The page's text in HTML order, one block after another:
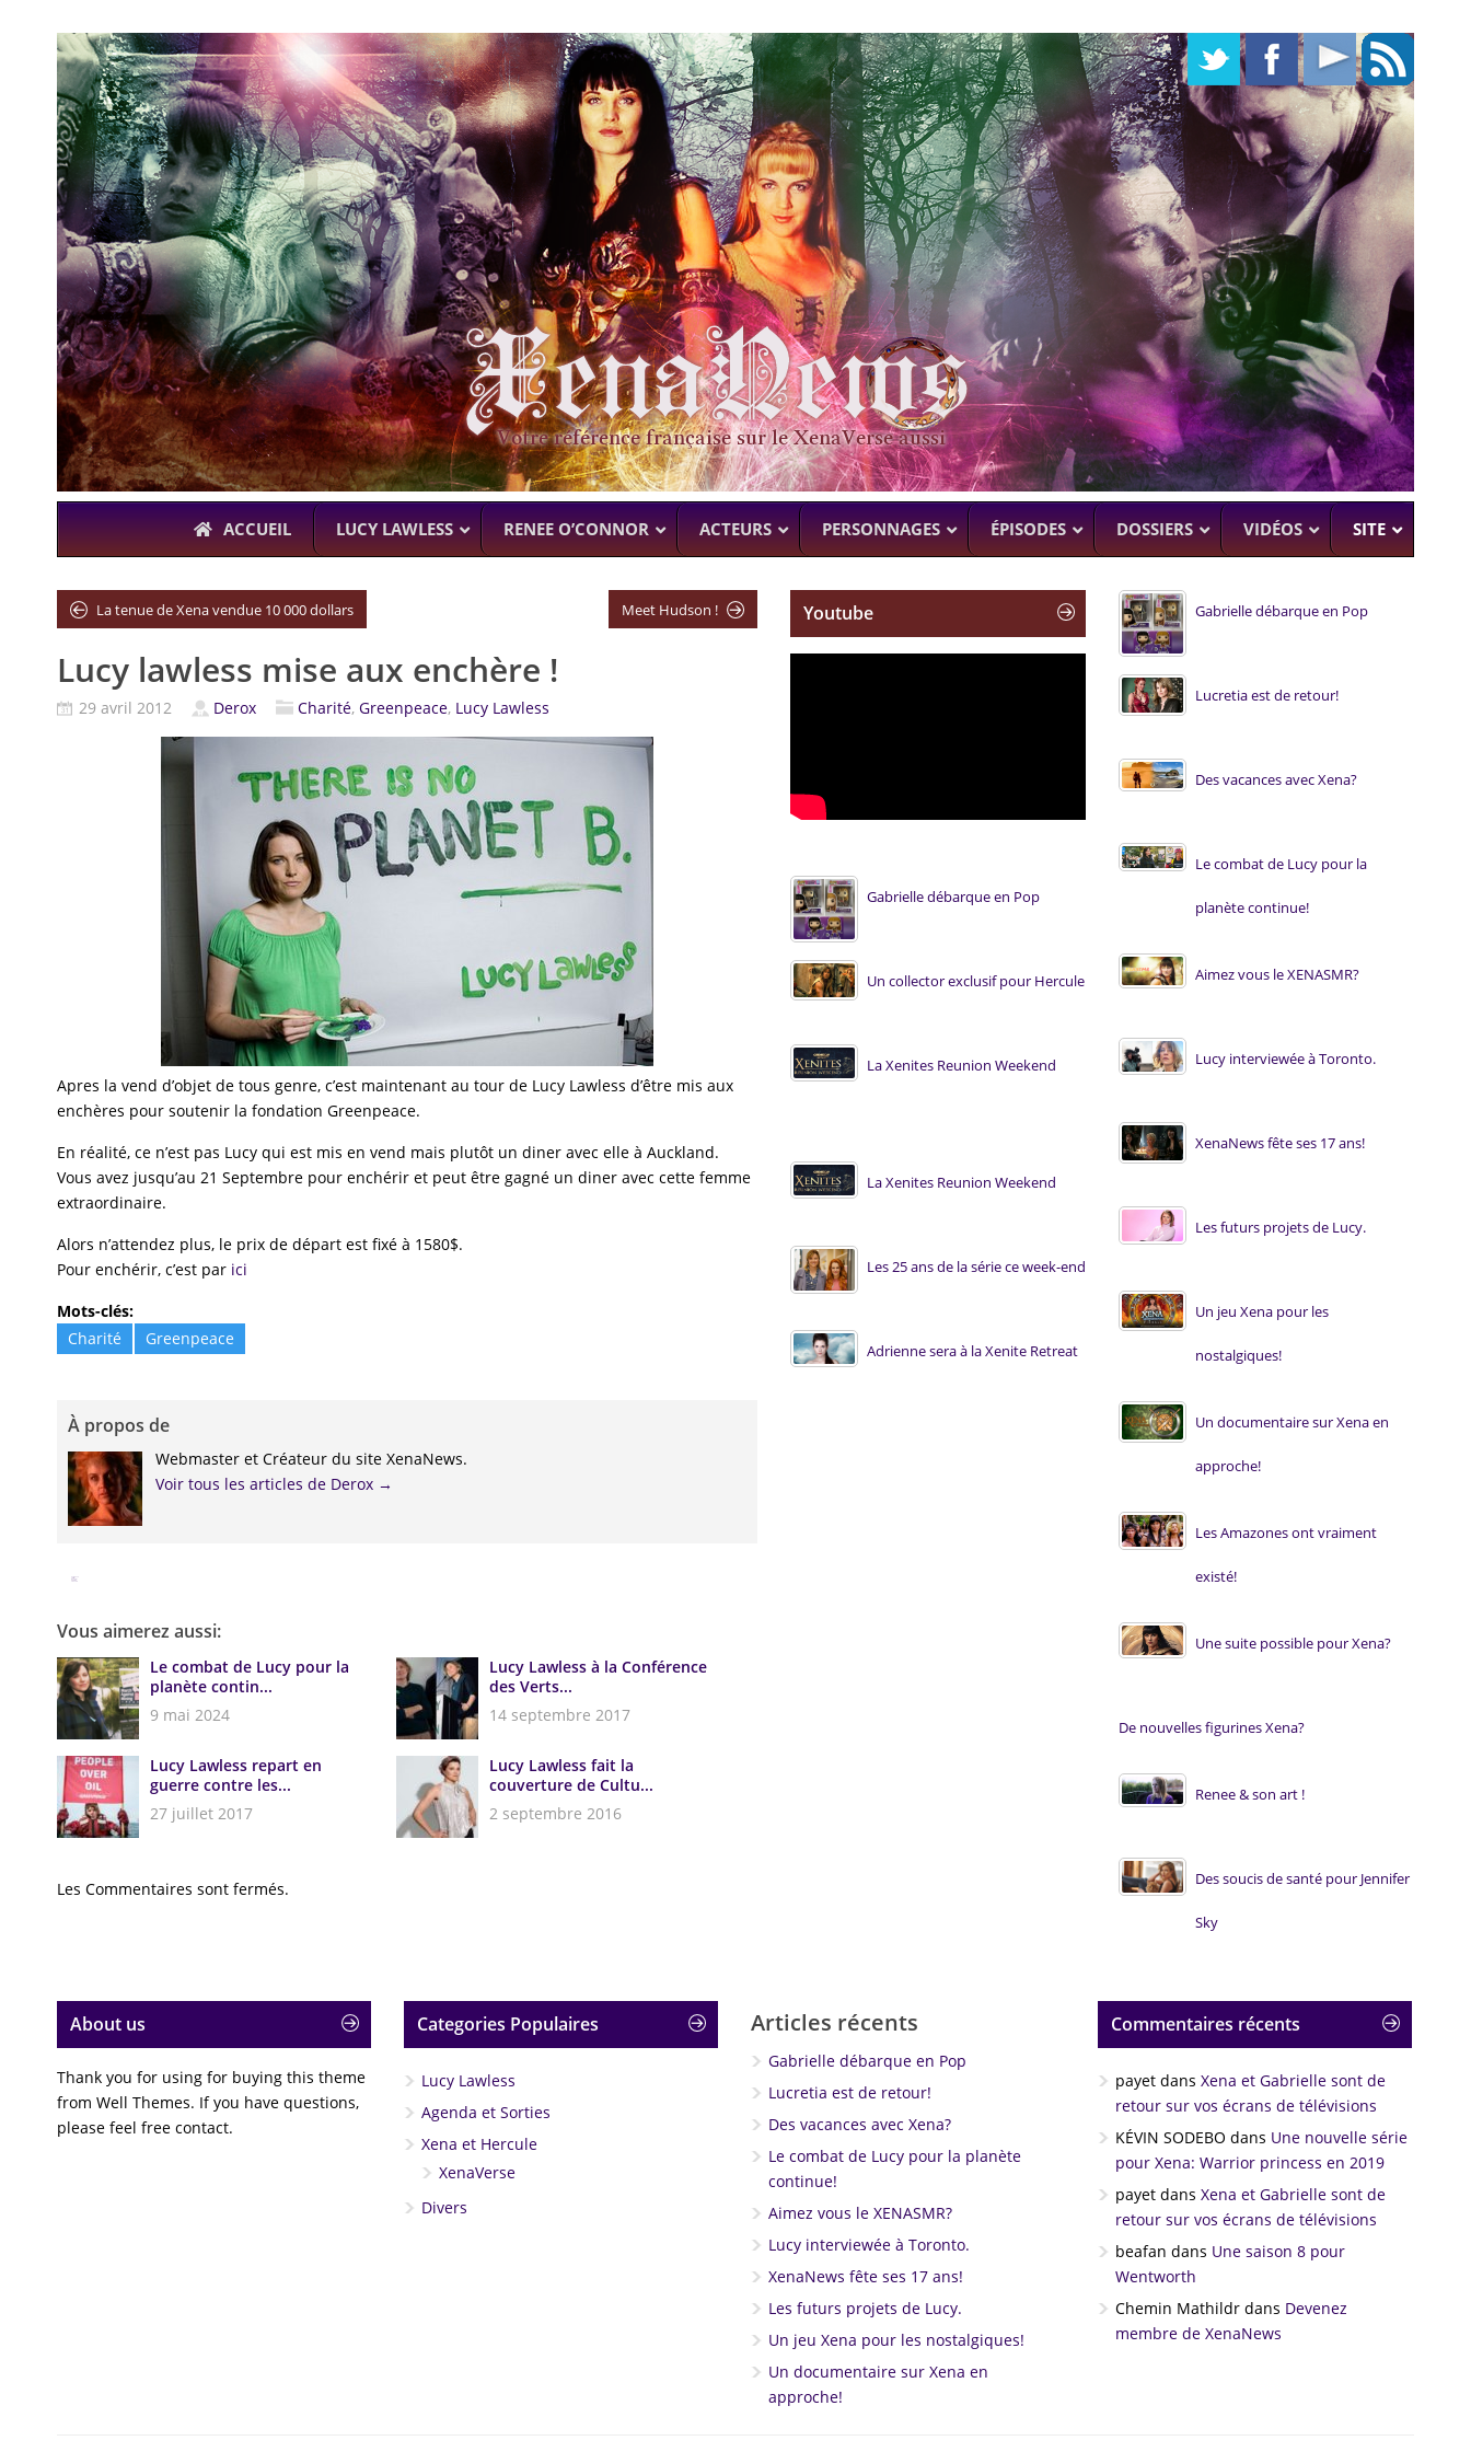
ACCUEIL LUCY LAWLESS RENEE O’CONNOR ACTEURS
À L’ANTENNE ACTUELLEMENT
KARL URBAN (BILLY BUTCHER)
PROCHAINEMENT
WENTWORTH–
PERSONNAGES ÉPISODES DOSSIERS VIDÉOS SITE
La tenue de Xena vendue 10 000 dollars Meet Hudson !
Lucy lawless mise aux enchère !
29 avril 2012 Derox Charité, Greenpeace, Lucy Lawless
Apres la vend d’objet de tous genre, c’est maintenant au tour de Lucy Lawless d’être mis aux
enchères pour soutenir la fondation Greenpeace.
En réalité, ce n’est pas Lucy qui est mis en vend mais plutôt un diner avec elle à Auckland.
Vous avez jusqu’au 21 Septembre pour enchérir et peut être gagné un diner avec cette femme
extraordinaire.
Alors n’attendez plus, le prix de départ est fixé à 1580$.
Pour enchérir, c’est par ici
Mots-clés:
Charité
Greenpeace
À propos de
Webmaster et Créateur du site XenaNews.
Voir tous les articles de Derox →
Vous aimerez aussi:
Le combat de Lucy pour la
planète contin...
9 mai 2024
Lucy Lawless à la Conférence
des Verts...
14 septembre 2017
Lucy Lawless repart en
guerre contre les...
27 juillet 2017
Lucy Lawless fait la
couverture de Cultu...
2 septembre 2016
Les Commentaires sont fermés.
Youtube
Gabrielle débarque en Pop
Un collector exclusif pour Hercule
La Xenites Reunion Weekend
La Xenites Reunion Weekend
Les 25 ans de la série ce week-end
Adrienne sera à la Xenite Retreat
Gabrielle débarque en Pop
Lucretia est de retour!
Des vacances avec Xena?
Le combat de Lucy pour la
planète continue!
Aimez vous le XENASMR?
Lucy interviewée à Toronto.
XenaNews fête ses 17 ans!
Les futurs projets de Lucy.
Un jeu Xena pour les
nostalgiques!
Un documentaire sur Xena en
approche!
Les Amazones ont vraiment
existé!
Une suite possible pour Xena?
De nouvelles figurines Xena?
Renee & son art !
Des soucis de santé pour Jennifer
Sky
About us
Thank you for using for buying this theme
from Well Themes. If you have questions,
please feel free contact.
Categories Populaires
Lucy Lawless
Agenda et Sorties
Xena et Hercule
XenaVerse
Divers
Articles récents
Gabrielle débarque en Pop
Lucretia est de retour!
Des vacances avec Xena?
Le combat de Lucy pour la planète
continue!
Aimez vous le XENASMR?
Lucy interviewée à Toronto.
XenaNews fête ses 17 ans!
Les futurs projets de Lucy.
Un jeu Xena pour les nostalgiques!
Un documentaire sur Xena en
approche!
Commentaires récents
payet dans Xena et Gabrielle sont de
retour sur vos écrans de télévisions
KÉVIN SODEBO dans Une nouvelle série
pour Xena: Warrior princess en 2019
payet dans Xena et Gabrielle sont de
retour sur vos écrans de télévisions
beafan dans Une saison 8 pour
Wentworth
Chemin Mathildr dans Devenez
membre de XenaNews